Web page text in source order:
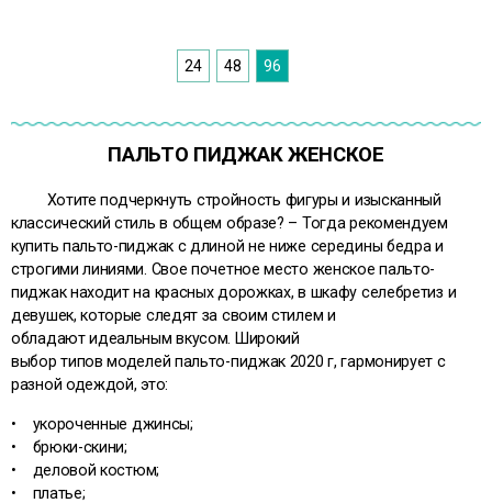
24 48 96
ПАЛЬТО ПИДЖАК ЖЕНСКОЕ
Хотите подчеркнуть стройность фигуры и изысканный
классический стиль в общем образе? – Тогда рекомендуем
купить пальто-пиджак с длиной не ниже середины бедра и
строгими линиями. Свое почетное место женское пальто-
пиджак находит на красных дорожках, в шкафу селебретиз и
девушек, которые следят за своим стилем и
обладают идеальным вкусом. Широкий
выбор типов моделей пальто-пиджак 2020 г, гармонирует с
разной одеждой, это:
• укороченные джинсы;
• брюки-скини;
• деловой костюм;
• платье;